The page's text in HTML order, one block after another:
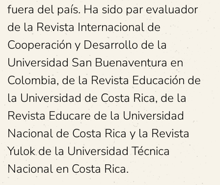
fuera del país. Ha sido par evaluador
de la Revista Internacional de
Cooperación y Desarrollo de la
Universidad San Buenaventura en
Colombia, de la Revista Educación de
la Universidad de Costa Rica, de la
Revista Educare de la Universidad
Nacional de Costa Rica y la Revista
Yulok de la Universidad Técnica
Nacional en Costa Rica.